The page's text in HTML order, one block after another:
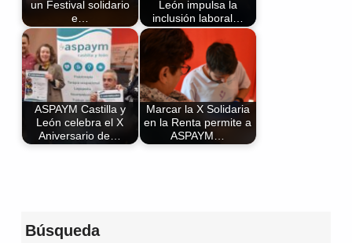
un Festival solidario
e…
León impulsa la
inclusión laboral…
ASPAYM Castilla y
León celebra el X
Aniversario de…
Marcar la X Solidaria
en la Renta permite a
ASPAYM…
Búsqueda